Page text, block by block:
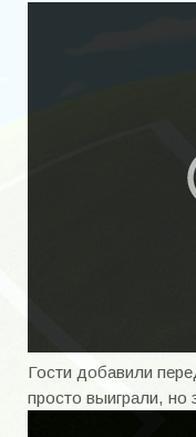
Гости добавили
просто выиграли, но